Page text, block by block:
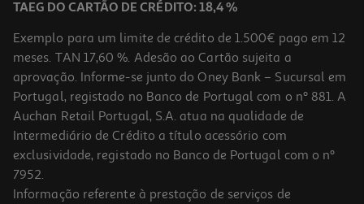
TAEG DO CARTÃO DE CRÉDITO: 18,4 %
Exemplo para um limite de crédito de 1.500€ pago em 12
meses. TAN 17,60 %. Adesão ao Cartão sujeita a
aprovação. Informe-se junto do Oney Bank – Sucursal em
Portugal, registado no Banco de Portugal com o nº 881. A
Auchan Retail Portugal, S.A. atua na qualidade de
Intermediário de Crédito a título acessório com
exclusividade, registado no Banco de Portugal com o nº
7952.
Informação referente à prestação de serviços de